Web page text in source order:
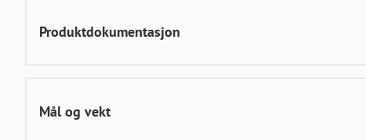
Produktdokumentasjon
Mål og vekt